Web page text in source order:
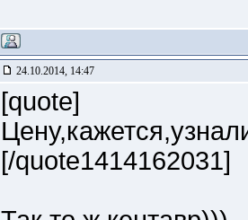
24.10.2014, 14:47
[quote]
[/quote1414162031]